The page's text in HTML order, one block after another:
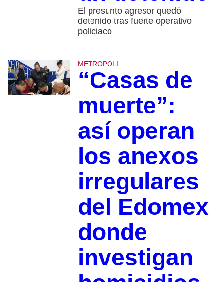
El presunto agresor quedó
detenido tras fuerte operativo
policiaco
METROPOLI
“Casas de
muerte”:
así operan
los anexos
irregulares
del Edomex
donde
investigan